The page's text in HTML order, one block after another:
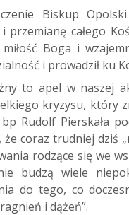
Biskup
przemianę całego
Boga i
i prowadził ku
to apel w naszej
kryzysu, który
Rudolf Pierskała
że coraz trudniej dziś
rodzące się we
budzą wiele
do tego, co
i dążeń”.